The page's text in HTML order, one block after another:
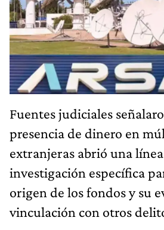
Fuentes judiciales
presencia de dinero en
extranjeras abrió una
investigación específica
origen de los fondos y su
vinculación con otros